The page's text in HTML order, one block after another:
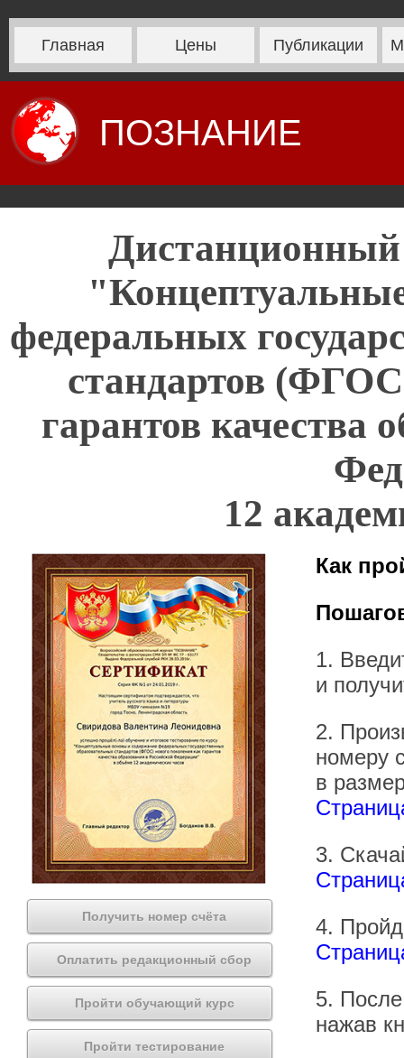
Главная Цены Публикации
ПОЗНАНИЕ
федеральных
стандартов
гарантов качества
12
Получить номер счёта
Оплатить редакционный сбор
Пройти обучающий курс
Пройти тестирование
Как
1.
и
2.
номеру
в
3.
4.
5.
нажав